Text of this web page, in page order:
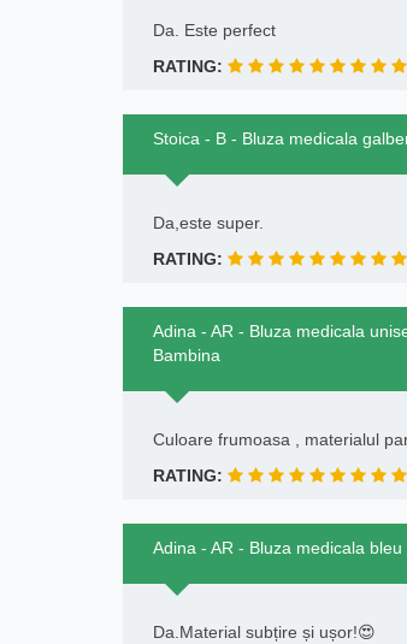
Da. Este perfect
RATING:
Stoica - B - Bluza medicala
Da,este super.
RATING:
Adina - AR - Bluza medicala
Bambina
Culoare frumoasa , materialul
RATING:
Adina - AR - Bluza medicala
Da.Material subțire și ușor!😍